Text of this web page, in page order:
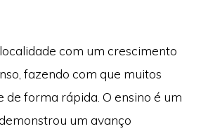
com um crescimento
fazendo com que muitos
de forma rápida. O ensino é um
um avanço